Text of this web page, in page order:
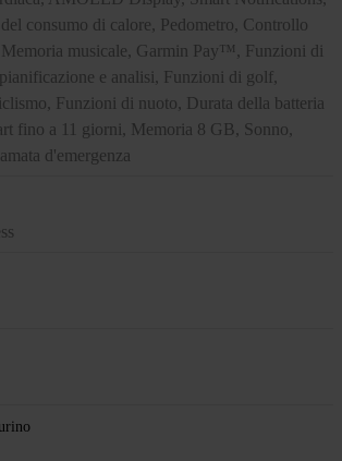
consumo di calore, Pedometro, Controllo
Memoria musicale, Garmin Pay™, Funzioni di
e analisi, Funzioni di golf,
Funzioni di nuoto, Durata della batteria
fino a 11 giorni, Memoria 8 GB, Sonno,
d'emergenza